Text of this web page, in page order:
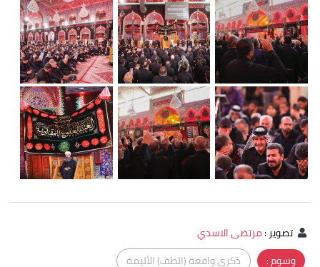
تصوير:مرتضى الاسدي
وسوم :
ذكرى واقعة (الطف) الأليمة